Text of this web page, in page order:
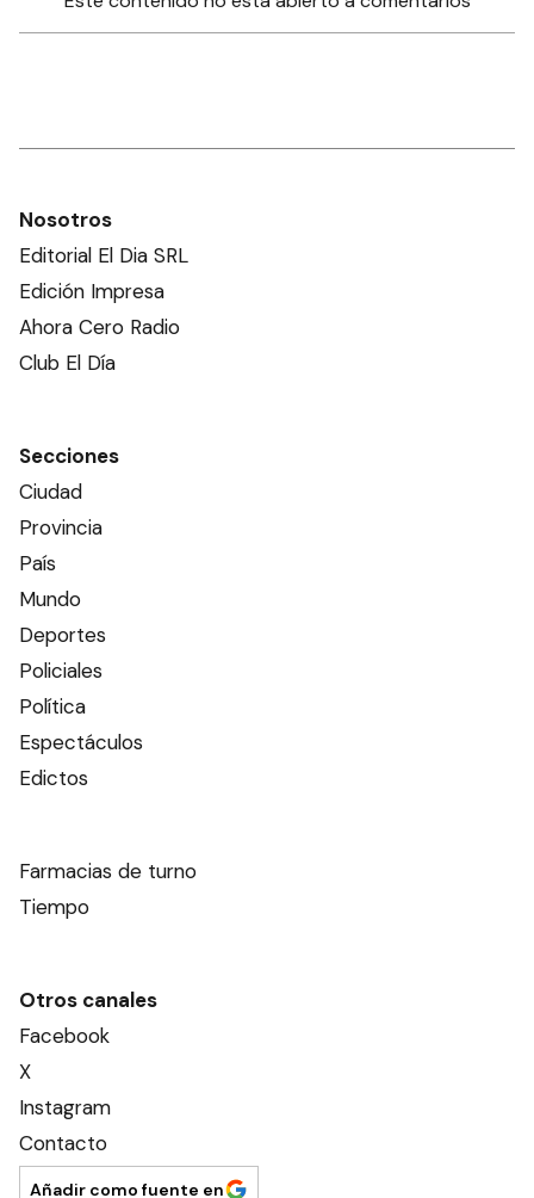
Nosotros
Editorial El Dia SRL
Edición Impresa
Ahora Cero Radio
Club El Día
Secciones
Ciudad
Provincia
País
Mundo
Deportes
Policiales
Política
Espectáculos
Edictos
Farmacias de turno
Tiempo
Otros canales
Facebook
X
Instagram
Contacto
Añadir como fuente en